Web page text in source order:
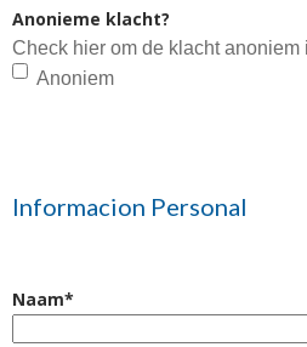
Anonieme klacht?
Check hier om de klacht anoniem
Anoniem
Informacion Personal
Naam*